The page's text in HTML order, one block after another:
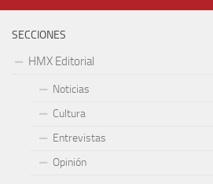
SECCIONES
HMX Editorial
Noticias
Cultura
Entrevistas
Opinión